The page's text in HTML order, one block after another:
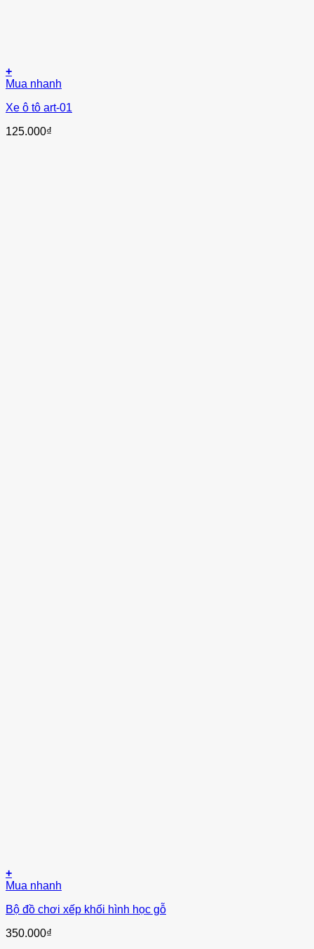
+
Mua nhanh
Xe ô tô art-01
125.000₫
+
Mua nhanh
Bộ đồ chơi xếp khối hình học gỗ
350.000₫